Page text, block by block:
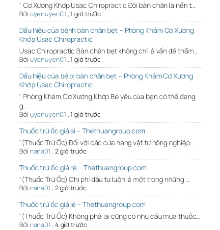
" Cơ Xương Khớp Usac Chiropractic Đôi bàn chân là nền t…
Bởi uyenuyen01 ,1 giờ trước
Dấu hiệu của bệnh bàn chân bẹt – Phòng Khám Cơ Xương
Khớp Usac Chiropractic
Usac Chiropractic Bàn chân bẹt không chỉ là vấn đề thẩm…
Bởi uyenuyen01 ,1 giờ trước
Dấu hiệu của bé bị bàn chân bẹt – Phòng Khám Cơ Xương
Khớp Usac Chiropractic
" Phòng Khám Cơ Xương Khớp Bé yêu của bạn có thể đang
g…
Bởi uyenuyen01 ,1 giờ trước
Thuốc trừ ốc giá sỉ – Thethuangroup.com
"(Thuốc Trừ Ốc) Đối với các cửa hàng vật tư nông nghiệp…
Bởi nana01 , 2 giờ trước
Thuốc trừ ốc giá rẻ – Thethuangroup.com
"(Thuốc Trừ Ốc) Chi phí đầu tư luôn là một trong những …
Bởi nana01 , 2 giờ trước
Thuốc trừ ốc giá lẻ – Thethuangroup.com
"(Thuốc Trừ Ốc) Không phải ai cũng có nhu cầu mua thuốc…
Bởi nana01 , 4 giờ trước